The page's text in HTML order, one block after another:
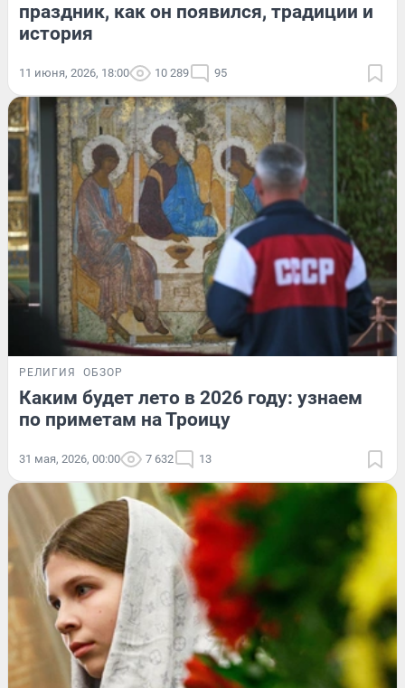
праздник, как он появился, традиции и
история
11 июня, 2026, 18:00 10 289 95
РЕЛИГИЯ ОБЗОР
Каким будет лето в 2026 году: узнаем
по приметам на Троицу
31 мая, 2026, 00:00 7 632 13